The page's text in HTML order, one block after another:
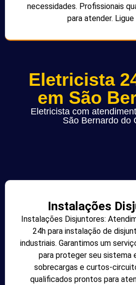
necessidades. Profissionais
para atender. Ligue
Eletricista
em São
Eletricista com
São Bernardo do
Instalações
Instalações Disjuntores:
24h para instalação de
industriais. Garantimos um
para proteger seu sistema
sobrecargas e curtos-
qualificados prontos para